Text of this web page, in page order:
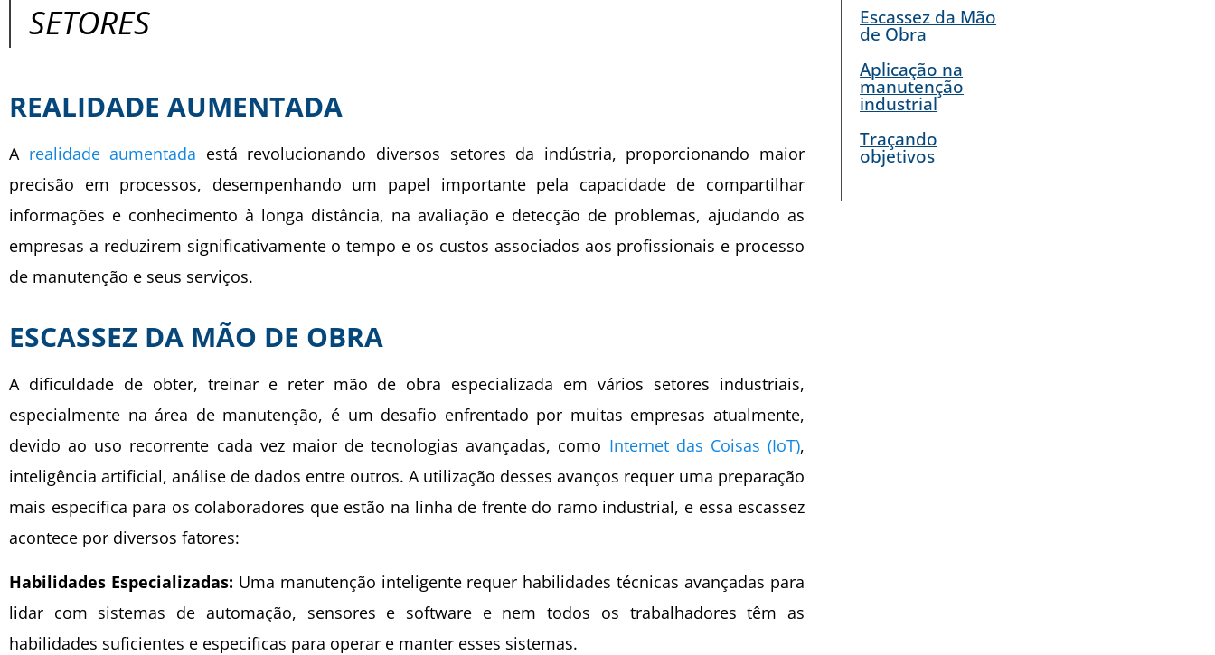
SETORES
REALIDADE AUMENTADA
A realidade aumentada está revolucionando diversos setores da indústria, proporcionando maior
precisão em processos, desempenhando um papel importante pela capacidade de compartilhar
informações e conhecimento à longa distância, na avaliação e detecção de problemas, ajudando as
empresas a reduzirem significativamente o tempo e os custos associados aos profissionais e processo
de manutenção e seus serviços.
ESCASSEZ DA MÃO DE OBRA
A dificuldade de obter, treinar e reter mão de obra especializada em vários setores industriais,
especialmente na área de manutenção, é um desafio enfrentado por muitas empresas atualmente,
devido ao uso recorrente cada vez maior de tecnologias avançadas, como Internet das Coisas (IoT),
inteligência artificial, análise de dados entre outros. A utilização desses avanços requer uma preparação
mais específica para os colaboradores que estão na linha de frente do ramo industrial, e essa escassez
acontece por diversos fatores:
Habilidades Especializadas: Uma manutenção inteligente requer habilidades técnicas avançadas para
lidar com sistemas de automação, sensores e software e nem todos os trabalhadores têm as
habilidades suficientes e especificas para operar e manter esses sistemas.
Escassez da Mão
de Obra
Aplicação na
manutenção
industrial
Traçando
objetivos